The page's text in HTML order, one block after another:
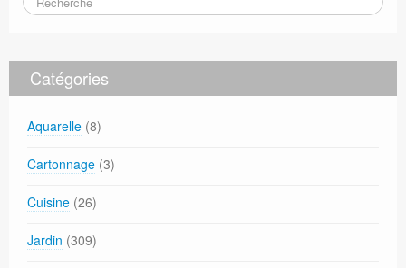
Catégories
Aquarelle (8)
Cartonnage (3)
Cuisine (26)
Jardin (309)